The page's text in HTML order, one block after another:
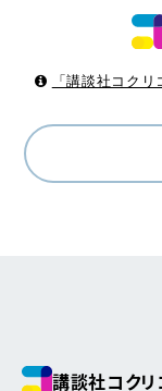
「講談社コク
講談社コクリ